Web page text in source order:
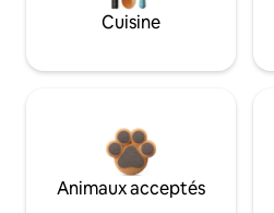
Cuisine
Animaux acceptés